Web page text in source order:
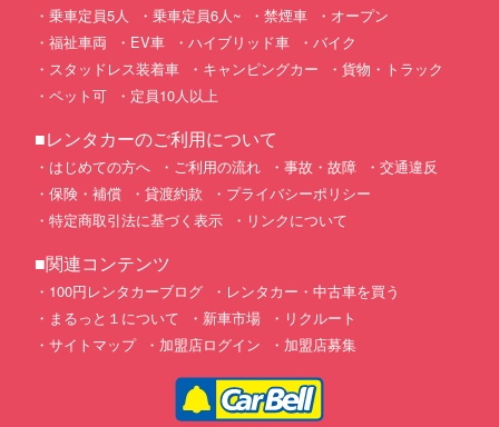
乗車定員5人
乗車定員6人~ 禁煙車
オープン
福祉車両
EV車 ハイブリッド車
バイク
スタッドレス装着車
キャンピングカー
貨物・トラック
ペット可
定員10人以上
■レンタカーのご利用について
はじめての方へ ご利用の流れ 事故・故障
交通違反
保険・補償
貸渡約款
プライバシーポリシー
特定商取引法に基づく表示
リンクについて
■関連コンテンツ
100円レンタカーブログ
レンタカー・中古車を買う
まるっと１について
新車市場
リクルート
サイトマップ
加盟店ログイン 加盟店募集